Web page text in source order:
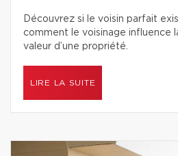
Découvrez si le voisin parfait
comment le voisinage influence
valeur d’une propriété.
LIRE LA SUITE